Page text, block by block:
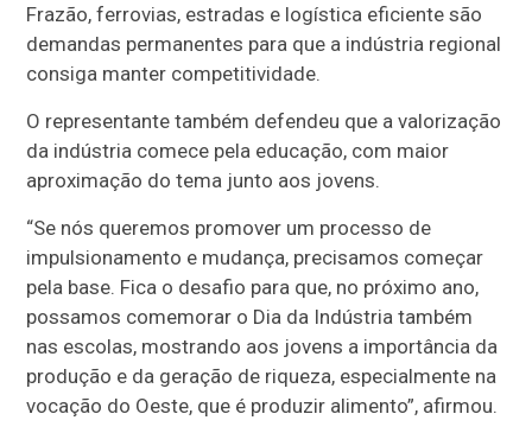
Frazão, ferrovias, estradas e logística eficiente são
demandas permanentes para que a indústria regional
consiga manter competitividade.
O representante também defendeu que a valorização
da indústria comece pela educação, com maior
aproximação do tema junto aos jovens.
“Se nós queremos promover um processo de
impulsionamento e mudança, precisamos começar
pela base. Fica o desafio para que, no próximo ano,
possamos comemorar o Dia da Indústria também
nas escolas, mostrando aos jovens a importância da
produção e da geração de riqueza, especialmente na
vocação do Oeste, que é produzir alimento”, afirmou.